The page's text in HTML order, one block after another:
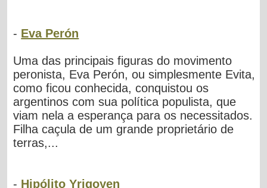
- Eva Perón
Uma das principais figuras do movimento
peronista, Eva Perón, ou simplesmente Evita,
como ficou conhecida, conquistou os
argentinos com sua política populista, que
viam nela a esperança para os necessitados.
Filha caçula de um grande proprietário de
terras,...
- Hipólito Yrigoyen